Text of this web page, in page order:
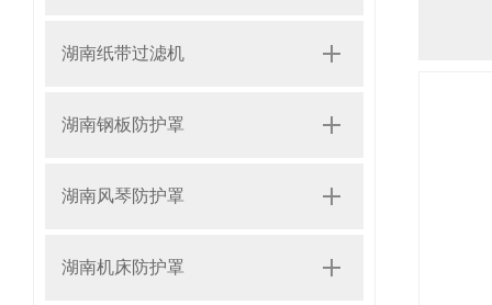
湖南纸带过滤机
湖南钢板防护罩
湖南风琴防护罩
湖南机床防护罩